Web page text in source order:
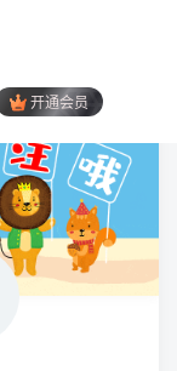
开通会员